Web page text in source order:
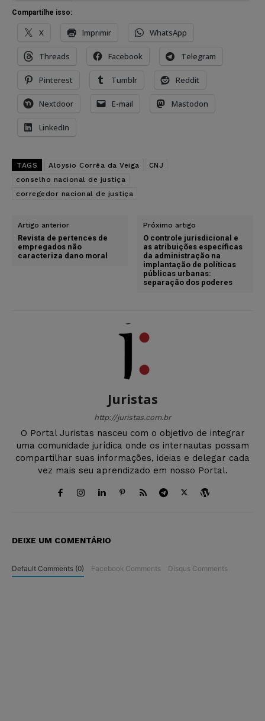
Compartilhe isso:
X Imprimir WhatsApp
Threads Facebook Telegram
Pinterest Tumblr Reddit
Nextdoor E-mail Mastodon
LinkedIn
TAGS Aloysio Corrêa da Veiga
CNJ
conselho nacional de justiça
corregedor nacional de justiça
Artigo anterior
Revista de pertences de
empregados não
caracteriza dano moral
Próximo artigo
O controle jurisdicional e
as atribuições específicas
da administração na
implantação de políticas
públicas urbanas:
separação dos poderes
Juristas
http://juristas.com.br
O Portal Juristas nasceu com o objetivo de integrar
uma comunidade jurídica onde os internautas possam
compartilhar suas informações, ideias e delegar cada
vez mais seu aprendizado em nosso Portal.
DEIXE UM COMENTÁRIO
Default Comments (0) Facebook Comments Disqus Comments